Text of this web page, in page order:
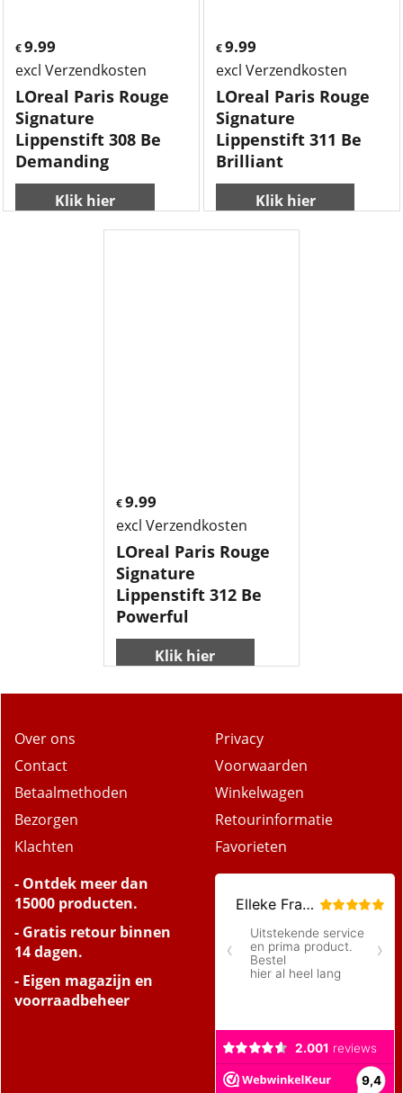
€ 9.99
excl Verzendkosten
LOreal Paris Rouge
Signature
Lippenstift 308 Be
Demanding
Klik hier
€9.99
excl Verzendkosten
LOreal Paris Rouge
Signature
Lippenstift 311 Be
Brilliant
Klik hier
€9.99
excl Verzendkosten
LOreal Paris Rouge
Signature
Lippenstift 312 Be
Powerful
Klik hier
Over ons
Contact
Betaalmethoden
Bezorgen
Klachten
Privacy
Voorwaarden
Winkelwagen
Retourinformatie
Favorieten
- Ontdek meer dan
15000 producten.
- Gratis retour binnen
14 dagen.
- Eigen magazijn en
voorraadbeheer